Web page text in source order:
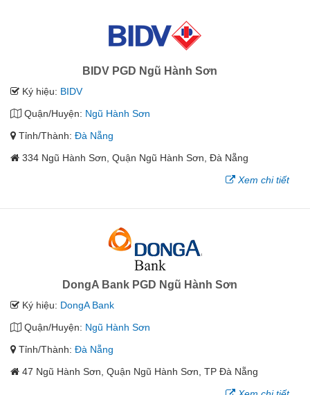
BIDV PGD Ngũ Hành Sơn
Ký hiệu: BIDV
Quận/Huyện: Ngũ Hành Sơn
Tỉnh/Thành: Đà Nẵng
334 Ngũ Hành Sơn, Quận Ngũ Hành Sơn, Đà Nẵng
Xem chi tiết
DongA Bank PGD Ngũ Hành Sơn
Ký hiệu: DongA Bank
Quận/Huyện: Ngũ Hành Sơn
Tỉnh/Thành: Đà Nẵng
47 Ngũ Hành Sơn, Quận Ngũ Hành Sơn, TP Đà Nẵng